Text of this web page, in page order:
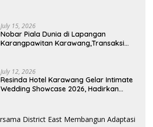
July 15, 2026
Nobar Piala Dunia di Lapangan
Karangpawitan Karawang,Transaksi
July 12, 2026
Resinda Hotel Karawang Gelar Intimate
Wedding Showcase 2026, Hadirkan